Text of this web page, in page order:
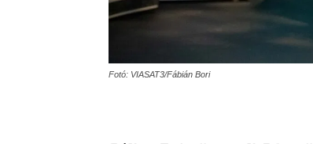
Fotó: VIASAT3/Fábián Bori